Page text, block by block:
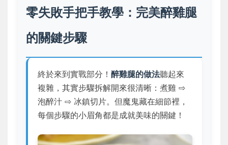
零失敗手把手教學：完美醉雞腿
的關鍵步驟
終於來到實戰部分！醉雞腿的做法聽起來
複雜，其實步驟拆解開來很清晰：煮雞 ⇨
泡醉汁 ⇨ 冰鎮切片。但魔鬼藏在細節裡，
每個步驟的小眉角都是成就美味的關鍵！